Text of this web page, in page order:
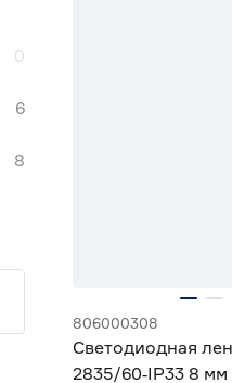
0
6
8
806000308
Светодиодная
2835/60‑IP33 8